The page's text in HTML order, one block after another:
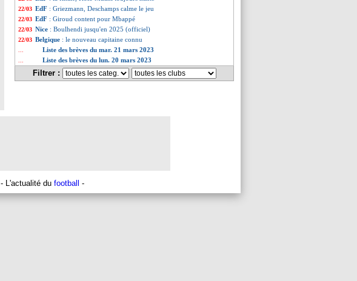
22/03 EdF : Griezmann, Deschamps calme le jeu
22/03 EdF : Giroud content pour Mbappé
22/03 Nice : Boulhendi jusqu'en 2025 (officiel)
22/03 Belgique : le nouveau capitaine connu
Liste des brèves du mar. 21 mars 2023
Liste des brèves du lun. 20 mars 2023
Filtrer :
- L'actualité du football -